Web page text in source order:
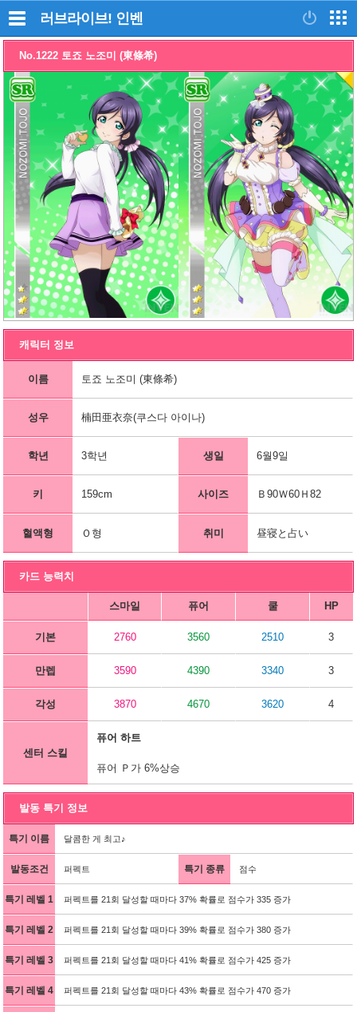
러브라이브! 인벤
No.1222 토죠 노조미 (東條希)
캐릭터 정보
이름 토죠 노조미 (東條希)
성우 楠田亜衣奈(쿠스다 아이나)
학년 3학년 생일 6월9일
키 159cm 사이즈 Ｂ90Ｗ60Ｈ82
혈액형 Ｏ형 취미 昼寝と占い
카드 능력치
스마일 퓨어 쿨 HP
기본 2760 3560 2510 3
만렙 3590 4390 3340 3
각성 3870 4670 3620 4
센터 스킬
퓨어 하트
퓨어 Ｐ가 6%상승
발동 특기 정보
특기 이름 달콤한 게 최고♪
발동조건 퍼펙트 특기 종류 점수
특기 레벨 1 퍼펙트를 21회 달성할 때마다 37% 확률로 점수가 335 증가
특기 레벨 2 퍼펙트를 21회 달성할 때마다 39% 확률로 점수가 380 증가
특기 레벨 3 퍼펙트를 21회 달성할 때마다 41% 확률로 점수가 425 증가
특기 레벨 4 퍼펙트를 21회 달성할 때마다 43% 확률로 점수가 470 증가